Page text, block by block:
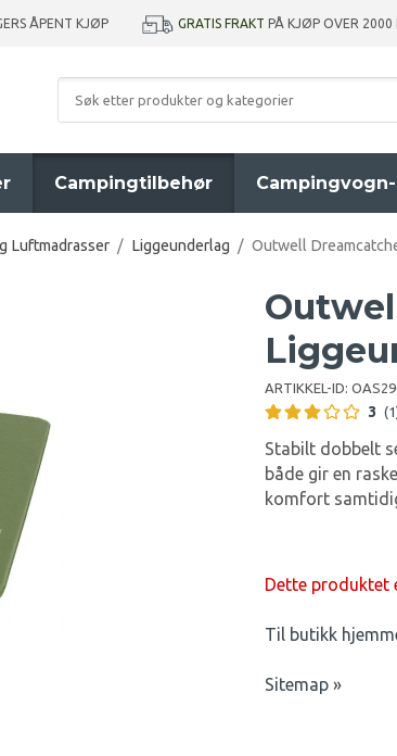
ÅPENT KJØP GRATIS FRAKT PÅ KJØP OVER 2000
Campingtilbehør
Luftmadrasser / Liggeunderlag / Outwell
ARTIKKEL-ID:
3
Stabilt dobbelt
både gir en
komfort
Dette produktet
Til butikk
Sitemap »